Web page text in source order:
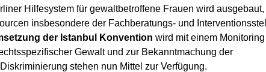
Hilfesystem für gewaltbetroffene Frauen wird ausgebaut,
insbesondere der Fachberatungs- und
der Istanbul Konvention wird mit einem Monitoring
Gewalt und zur Bekanntmachung der
stehen nun Mittel zur Verfügung.